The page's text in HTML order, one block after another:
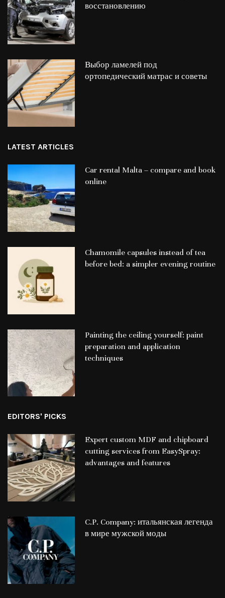
восстановлению
Выбор ламелей под
ортопедический матрас и советы
LATEST ARTICLES
Car rental Malta – compare and book
online
Chamomile capsules instead of tea
before bed: a simpler evening routine
Painting the ceiling yourself: paint
preparation and application
techniques
EDITORS' PICKS
Expert custom MDF and chipboard
cutting services from EasySpray:
advantages and features
C.P. Company: итальянская легенда
в мире мужской моды